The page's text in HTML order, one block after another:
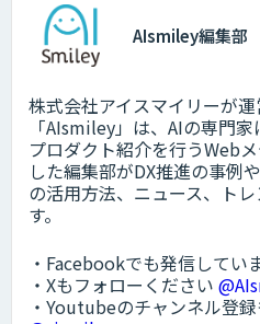
AIsmiley編集部
株式会社アイスマイリーが
「AIsmiley」は、AIの専門
プロダクト紹介を行うWeb
した編集部がDX推進の事例
の活用方法、ニュース、ト
す。
・Facebookでも発信してい
・Xもフォローください
・Youtubeのチャンネル登